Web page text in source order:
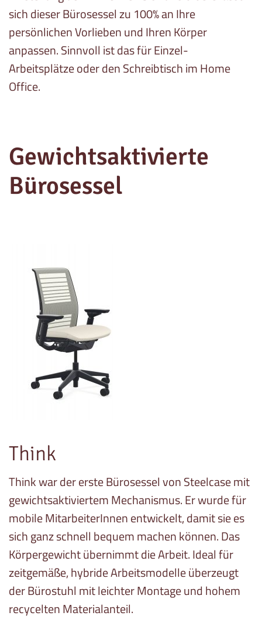
sich dieser Bürosessel zu 100% an Ihre
persönlichen Vorlieben und Ihren Körper
anpassen. Sinnvoll ist das für Einzel-
Arbeitsplätze oder den Schreibtisch im Home
Office.
Gewichtsaktivierte
Bürosessel
Think
Think war der erste Bürosessel von Steelcase mit
gewichtsaktiviertem Mechanismus. Er wurde für
mobile MitarbeiterInnen entwickelt, damit sie es
sich ganz schnell bequem machen können. Das
Körpergewicht übernimmt die Arbeit. Ideal für
zeitgemäße, hybride Arbeitsmodelle überzeugt
der Bürostuhl mit leichter Montage und hohem
recycelten Materialanteil.